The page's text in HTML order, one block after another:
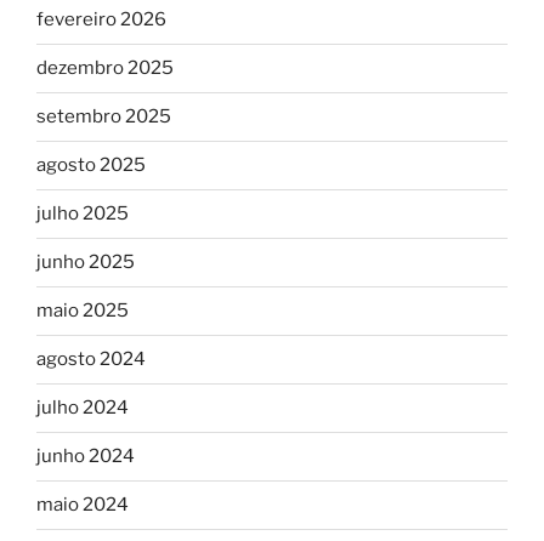
fevereiro 2026
dezembro 2025
setembro 2025
agosto 2025
julho 2025
junho 2025
maio 2025
agosto 2024
julho 2024
junho 2024
maio 2024